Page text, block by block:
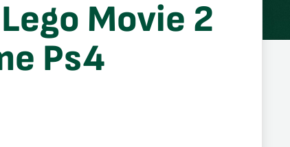
Movie 2
Ps4